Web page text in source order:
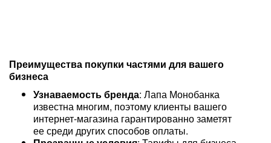
Преимущества покупки частями для вашего
бизнеса
Узнаваемость бренда: Лапа Монобанка
известна многим, поэтому клиенты вашего
интернет-магазина гарантированно заметят
ее среди других способов оплаты.